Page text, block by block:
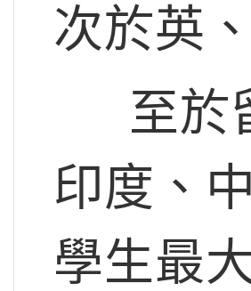
次於英
至於
印度、
學生最